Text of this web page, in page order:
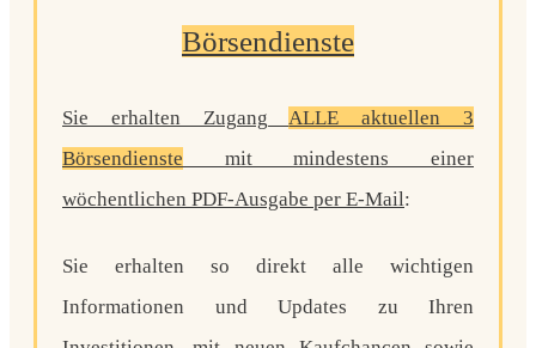
Börsendienste
Sie erhalten ZugangALLE aktuellen 3
Börsendienste mit mindestens einer
wöchentlichen PDF-Ausgabe per E-Mail:
Sie erhalten so direkt alle wichtigen
Informationen und Updates zu Ihren